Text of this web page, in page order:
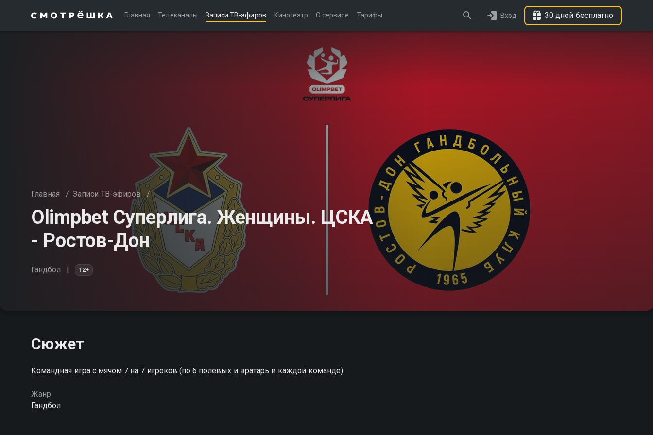
Главная Телеканалы Записи ТВ-эфиров Кинотеатр О сервисе Тарифы Вход 30 дней бесплатно
Главная / Записи ТВ-эфиров /
Olimpbet Суперлига. Женщины. ЦСКА
- Ростов-Дон
Гандбол 12+
Сюжет
Командная игра с мячом 7 на 7 игроков (по 6 полевых и вратарь в каждой команде)
Жанр
Гандбол